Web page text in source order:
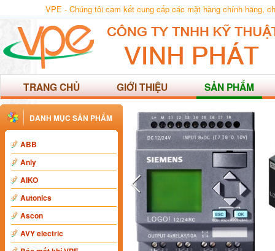
VPE - Chúng tôi cam kết cung cấp các mặt hàng chính hãng,
TRANG CHỦ GIỚI THIỆU SẢN PHẨM
DANH MỤC SẢN PHẨM
ABB
Anly
AIKO
Autonics
Ascon
AVY electric